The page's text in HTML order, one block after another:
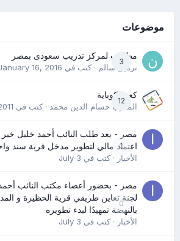
موضوعات
3
مطلوب لمركز تدريب سعودى بمصر
نرمين سالم· كتب في January 16, 2016
12
كعب كوباية
المدرب حسام الدين محمد· كتب في
0
مصر - بعد طلب النائب أحمد خليل خير
اعتماد مالي لتطوير مدخل قرية سند
الأخبار· كتب في July 3
0
مصر - بحضور أعضاء مكتب النائب أحمد
لجنة تعاين طريقي قرية الحظيرة و
بالنهضة تمهيدًا لبدء تطويره
الأخبار· كتب في July 3